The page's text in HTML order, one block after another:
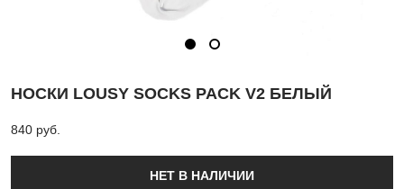
НОСКИ LOUSY SOCKS PACK V2 БЕЛЫЙ
840 pуб.
НЕТ В НАЛИЧИИ